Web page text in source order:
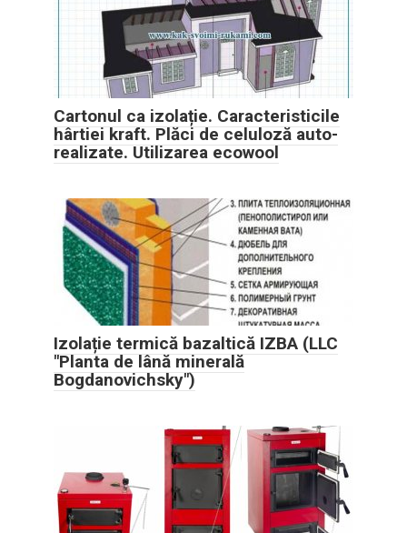
Cartonul ca izolație. Caracteristicile
hârtiei kraft. Plăci de celuloză auto-
realizate. Utilizarea ecowool
Izolație termică bazaltică IZBA (LLC
"Planta de lână minerală
Bogdanovichsky")